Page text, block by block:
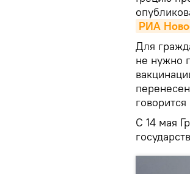
РИА
Для
не нужно
С 14 мая